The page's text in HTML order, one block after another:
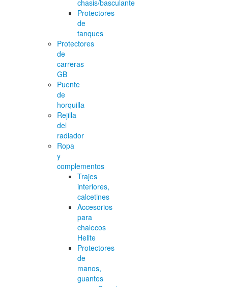
chasis/basculante
Protectores
de
tanques
Protectores
de
carreras
GB
Puente
de
horquilla
Rejilla
del
radiador
Ropa
y
complementos
Trajes
interiores,
calcetines
Accesorios
para
chalecos
Helite
Protectores
de
manos,
guantes